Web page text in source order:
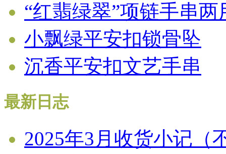
“红翡绿翠”项链手串
小飘绿平安扣锁骨坠
沉香平安扣文艺手串
最新日志
2025年3月收货小记（